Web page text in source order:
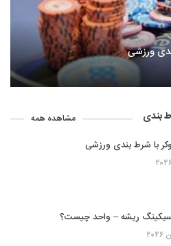
ورزشی
بندی مشاهده همه
با شرط بندی ورزشی
ریشه – واحد چیست؟